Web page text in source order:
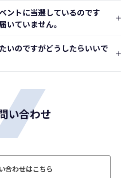
ントに当選しているのです
いていません。
いのですがどうしたらいいで
い合わせ
合わせはこちら